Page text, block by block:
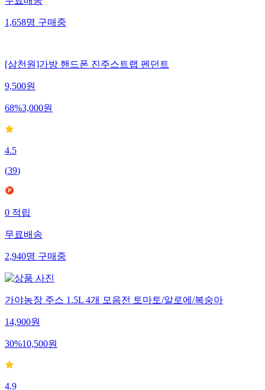
무료배송
1,658명구매중
[삼천원]가방 핸드폰 진주스트랩 펜던트
9,500원
68%3,000원
4.5
(39)
0적립
무료배송
2,940명구매중
가야농장 주스 1.5L 4개 모음전 토마토/알로에/복숭아
14,900원
30%10,500원